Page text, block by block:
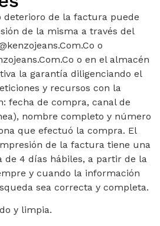
deterioro de la factura puede
de la misma a través del
o
o en el almacén
la garantía diligenciando el
y recursos con la
fecha de compra, canal de
nombre completo y número
que efectuó la compra. El
de la factura tiene una
de 4 días hábiles, a partir de la
y cuando la información
sea correcta y completa.
y limpia.